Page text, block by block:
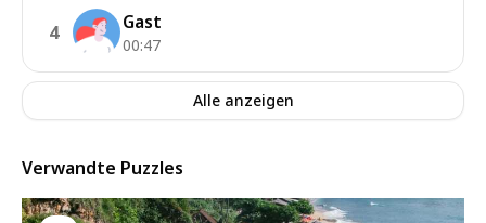
4 Gast
00:47
Alle anzeigen
Verwandte Puzzles